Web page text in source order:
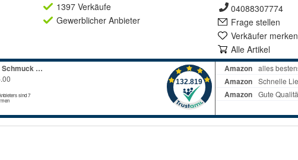
1397 Verkäufe
Gewerblicher Anbieter
04088307774
Frage stellen
Verkäufer merken
Alle Artikel